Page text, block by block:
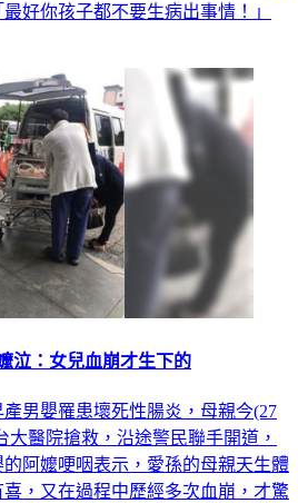
好你孩子都不要生病出事情！」
泣：女兒血崩才生下的
男嬰罹患壞死性腸炎，母親今(27
大醫院搶救，沿途警民聯手開道，
阿嬤哽咽表示，愛孫的母親天生體
，又在過程中歷經多次血崩，才驚